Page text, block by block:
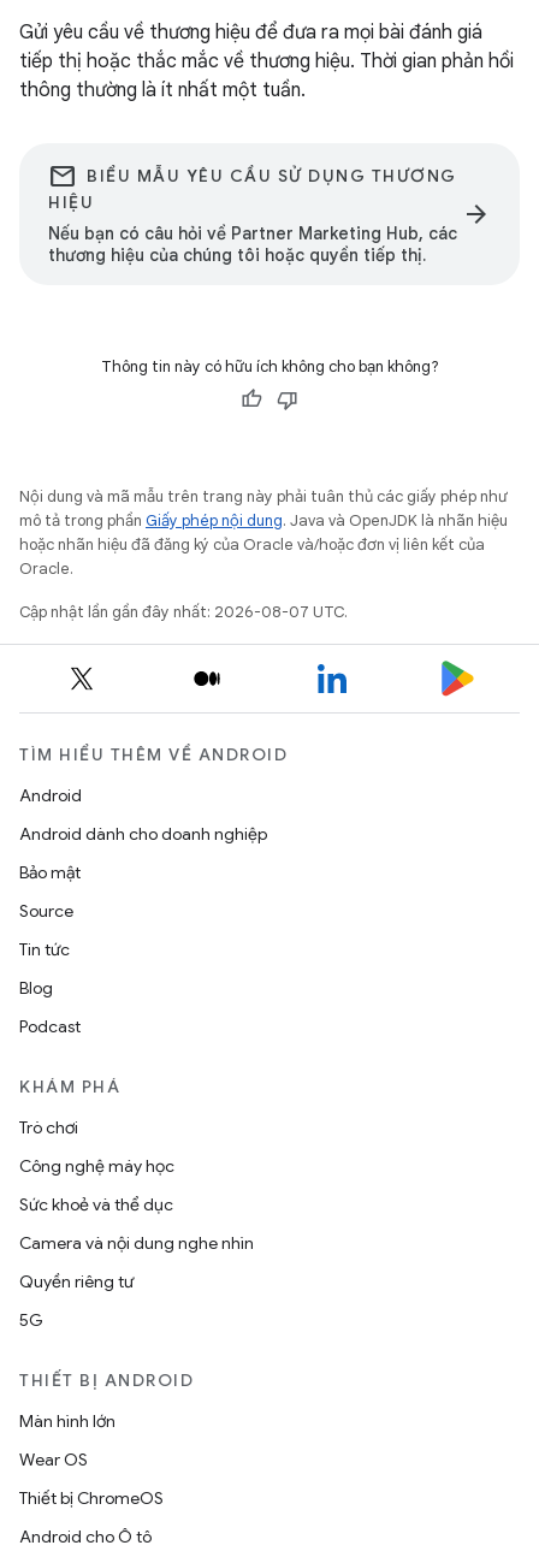
Gửi yêu cầu về thương hiệu để đưa ra mọi bài đánh giá
tiếp thị hoặc thắc mắc về thương hiệu. Thời gian phản hồi
thông thường là ít nhất một tuần.
email
BIỂU MẪU YÊU CẦU SỬ DỤNG THƯƠNG
HIỆU
Nếu bạn có câu hỏi về Partner Marketing Hub, các
thương hiệu của chúng tôi hoặc quyền tiếp thị.
arrow_forward
Thông tin này có hữu ích không cho bạn không?
Nội dung và mã mẫu trên trang này phải tuân thủ các giấy phép như
mô tả trong phần Giấy phép nội dung. Java và OpenJDK là nhãn hiệu
hoặc nhãn hiệu đã đăng ký của Oracle và/hoặc đơn vị liên kết của
Oracle.
Cập nhật lần gần đây nhất: 2026-08-07 UTC.
TÌM HIỂU THÊM VỀ ANDROID
Android
Android dành cho doanh nghiệp
Bảo mật
Source
Tin tức
Blog
Podcast
KHÁM PHÁ
Trò chơi
Công nghệ máy học
Sức khoẻ và thể dục
Camera và nội dung nghe nhìn
Quyền riêng tư
5G
THIẾT BỊ ANDROID
Màn hình lớn
Wear OS
Thiết bị ChromeOS
Android cho Ô tô